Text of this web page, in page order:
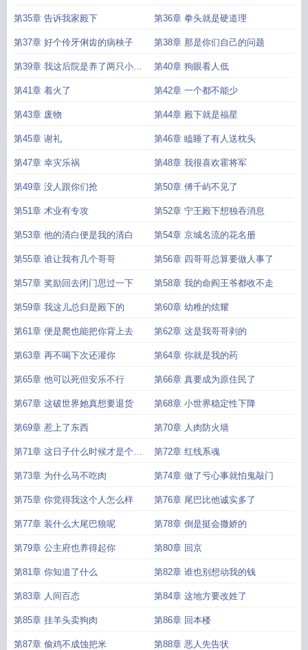
第35章 告诉我家殿下 第36章 拳头就是硬道理
第37章 好个伶牙俐齿的病秧子 第38章 那是你们自己的问题
第39章 我这后院是养了两只小狗
吗
第40章 狗眼看人低
第41章 着火了 第42章 一个都不能少
第43章 废物 第44章 殿下就是福星
第45章 谢礼 第46章 瞌睡了有人送枕头
第47章 幸灾乐祸 第48章 我很喜欢霍将军
第49章 没人跟你们抢 第50章 傅千屿不见了
第51章 术业有专攻 第52章 宁王殿下想独吞消息
第53章 他的清白便是我的清白 第54章 京城名流的花名册
第55章 谁让我有几个哥哥 第56章 四哥哥总算要做人事了
第57章 奖励回去闭门思过一下 第58章 我的命阎王爷都收不走
第59章 我这儿总归是殿下的 第60章 幼稚的炫耀
第61章 便是爬也能把你背上去 第62章 这是我哥哥剥的
第63章 再不喝下次还灌你 第64章 你就是我的药
第65章 他可以死但安乐不行 第66章 真要成为原住民了
第67章 这破世界她真想要退货 第68章 小世界稳定性下降
第69章 惹上了东西 第70章 人肉防火墙
第71章 这日子什么时候才是个头
啊
第72章 红线系魂
第73章 为什么马不吃肉 第74章 做了亏心事就怕鬼敲门
第75章 你觉得我这个人怎么样 第76章 尾巴比他诚实多了
第77章 装什么大尾巴狼呢 第78章 倒是挺会撒娇的
第79章 公主府也养得起你 第80章 回京
第81章 你知道了什么 第82章 谁也别想动我的钱
第83章 人间百态 第84章 这地方要改姓了
第85章 挂羊头卖狗肉 第86章 回本楼
第87章 偷鸡不成蚀把米 第88章 恶人先告状